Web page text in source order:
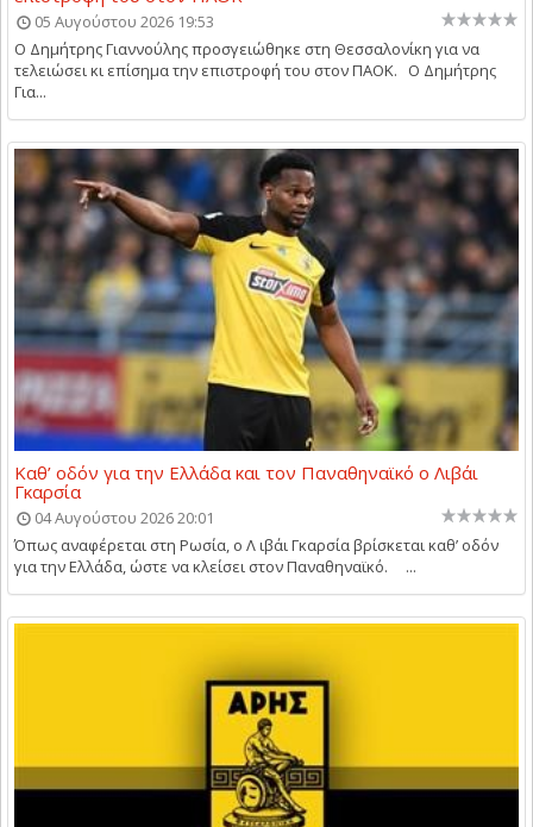
05 Αυγούστου 2026 19:53
Ο Δημήτρης Γιαννούλης προσγειώθηκε στη Θεσσαλονίκη για να
τελειώσει κι επίσημα την επιστροφή του στον ΠΑΟΚ. Ο Δημήτρης
Για...
Καθ’ οδόν για την Ελλάδα και τον Παναθηναϊκό ο Λιβάι
Γκαρσία
04 Αυγούστου 2026 20:01
Όπως αναφέρεται στη Ρωσία, ο Λ ιβάι Γκαρσία βρίσκεται καθ’ οδόν
για την Ελλάδα, ώστε να κλείσει στον Παναθηναϊκό. ...